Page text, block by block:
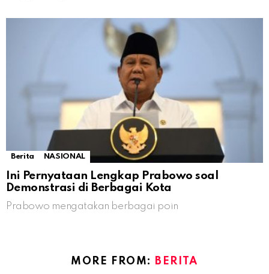
Berita NASIONAL
Ini Pernyataan Lengkap Prabowo soal
Demonstrasi di Berbagai Kota
Prabowo mengatakan berbagai poin
MORE FROM: BERITA